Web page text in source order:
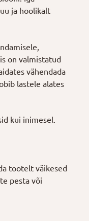
ja hoolikalt
on valmistatud
vähendada
lastele alates
kui inimesel.
tootelt väikesed
pesta või